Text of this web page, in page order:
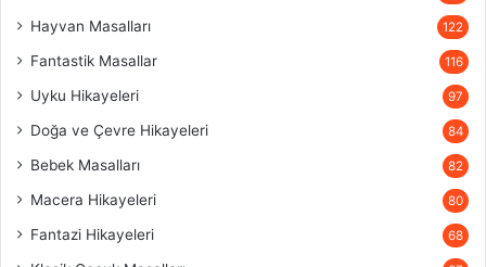
Hayvan Masalları 122
Fantastik Masallar 116
Uyku Hikayeleri 97
Doğa ve Çevre Hikayeleri 84
Bebek Masalları 82
Macera Hikayeleri 80
Fantazi Hikayeleri 68